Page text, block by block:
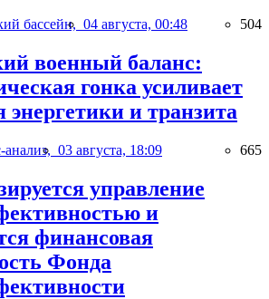
бассейн, 04 августа, 00:48 504
военный баланс:
гонка усиливает
энергетики и транзита
анализ, 03 августа, 18:09 665
управление
и
финансовая
Фонда